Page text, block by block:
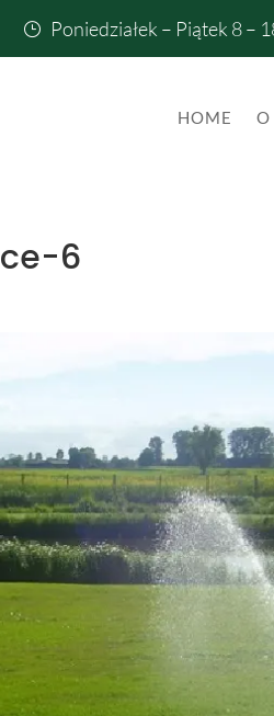
} Poniedziałek – Piątek 8 –
HOME O
6